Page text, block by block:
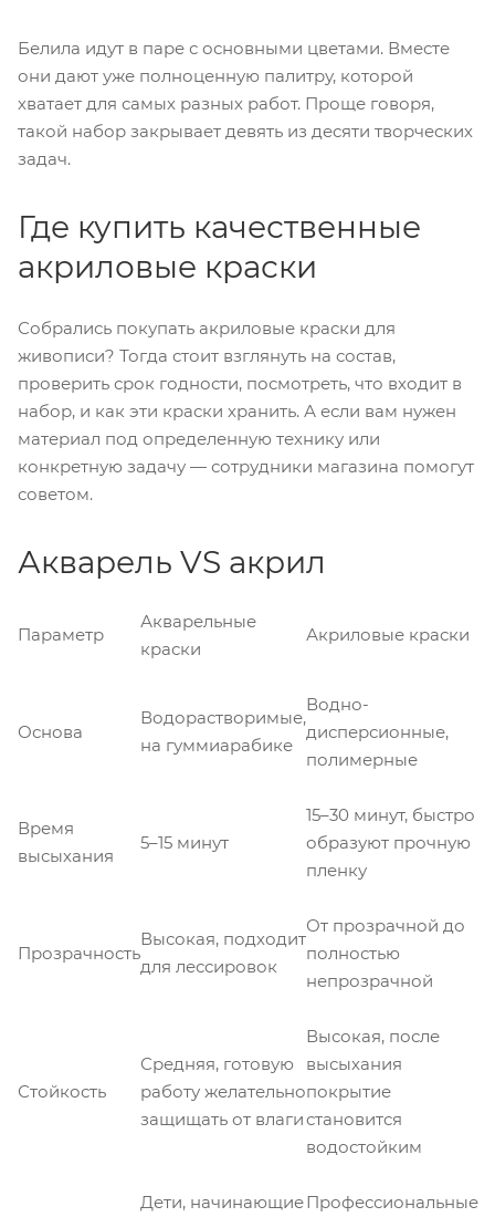
Белила идут в паре с основными цветами. Вместе
они дают уже полноценную палитру, которой
хватает для самых разных работ. Проще говоря,
такой набор закрывает девять из десяти творческих
задач.
Где купить качественные
акриловые краски
Собрались покупать акриловые краски для
живописи? Тогда стоит взглянуть на состав,
проверить срок годности, посмотреть, что входит в
набор, и как эти краски хранить. А если вам нужен
материал под определенную технику или
конкретную задачу — сотрудники магазина помогут
советом.
Акварель VS акрил
Параметр
Акварельные
краски
Акриловые краски
Основа
Водорастворимые,
на гуммиарабике
Водно-
дисперсионные,
полимерные
Время
высыхания
5–15 минут
15–30 минут, быстро
образуют прочную
пленку
Прозрачность
Высокая, подходит
для лессировок
От прозрачной до
полностью
непрозрачной
Стойкость
Средняя, готовую
работу желательно
защищать от влаги
Высокая, после
высыхания
покрытие
становится
водостойким
Дети, начинающиеПрофессиональные